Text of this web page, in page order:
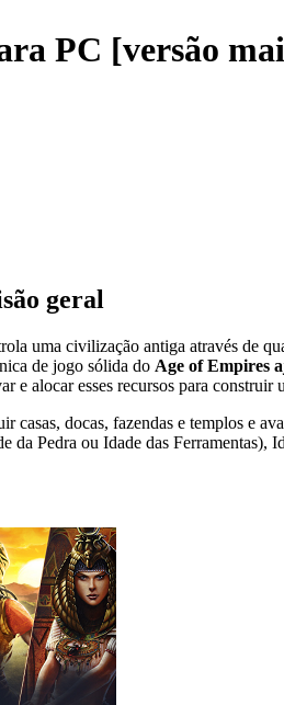
PC [versão
geral
uma civilização antiga através de
de jogo sólida do Age of Empires
e alocar esses recursos para
casas, docas, fazendas e templos e
Pedra ou Idade das